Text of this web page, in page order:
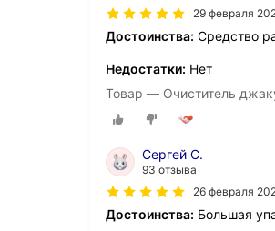
29 февраля
Достоинства: Средство
Недостатки: Нет
Товар — Очиститель
Сергей С.
93 отзыва
26 февраля
Достоинства: Большая